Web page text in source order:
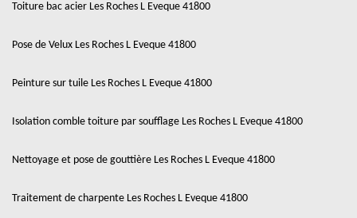
Toiture bac acier Les Roches L Eveque 41800
Pose de Velux Les Roches L Eveque 41800
Peinture sur tuile Les Roches L Eveque 41800
Isolation comble toiture par soufflage Les Roches L Eveque 41800
Nettoyage et pose de gouttière Les Roches L Eveque 41800
Traitement de charpente Les Roches L Eveque 41800